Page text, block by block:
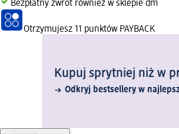
Bezpłatny zwrot również w sklepie dm
Otrzymujesz 11 punktów PAYBACK
Kupuj sprytniej niż w
Odkryj bestsellery w